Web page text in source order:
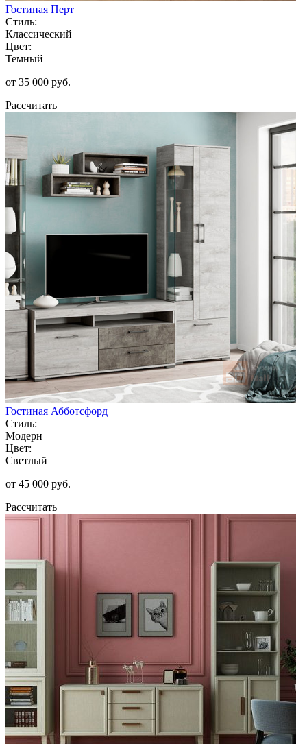
Гостиная Перт
Стиль:
Классический
Цвет:
Темный
от 35 000 руб.
Рассчитать
Гостиная Абботсфорд
Стиль:
Модерн
Цвет:
Светлый
от 45 000 руб.
Рассчитать